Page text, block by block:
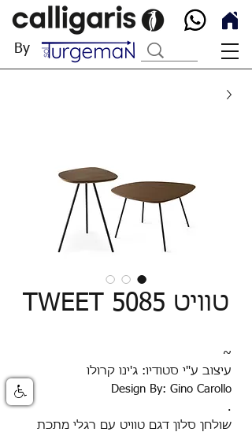
By
טוויט TWEET 5085
~
עיצוב ע''י סטודיו: ג'ינו קרולו
Design By: Gino Carollo
.
שולחן סלון דגם טוויט עם רגלי מתכת